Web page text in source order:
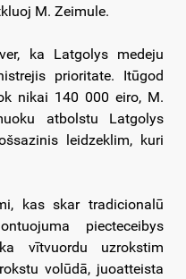
M. Zeimule.
ka Latgolys medeju
prioritate. Itūgod
nikai 140 000 eiro, M.
atbolstu Latgolys
leidzeklim, kuri
kas skar tradicionalū
piecteceibys
vītvuordu uzrokstim
volūdā, juoatteista